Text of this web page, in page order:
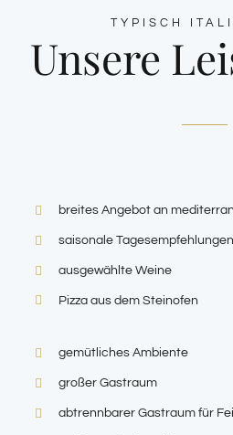
TYPISCH
Unsere
breites Angebot an
saisonale Tagesempfehlungen
ausgewählte Weine
Pizza aus dem Steinofen
gemütliches Ambiente
großer Gastraum
abtrennbarer Gastraum für